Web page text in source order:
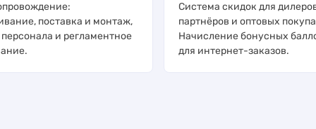
поставка и монтаж,
и регламентное
Система скидок для
партнёров и оптовых
Начисление бонусных
для интернет-заказов.